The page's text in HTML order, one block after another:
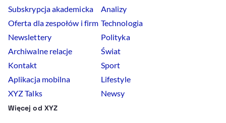
Subskrypcja akademicka
Oferta dla zespołów i firm
Newslettery
Archiwalne relacje
Kontakt
Aplikacja mobilna
XYZ Talks
Analizy
Technologia
Polityka
Świat
Sport
Lifestyle
Newsy
Więcej od XYZ